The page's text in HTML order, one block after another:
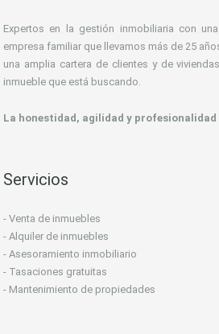
Expertos en la gestión inmobiliaria con
empresa familiar que llevamos más de 25
una amplia cartera de clientes y de
inmueble que está buscando.
La honestidad, agilidad y profesionalidad
Servicios
- Venta de inmuebles
- Alquiler de inmuebles
- Asesoramiento inmobiliario
- Tasaciones gratuitas
- Mantenimiento de propiedades